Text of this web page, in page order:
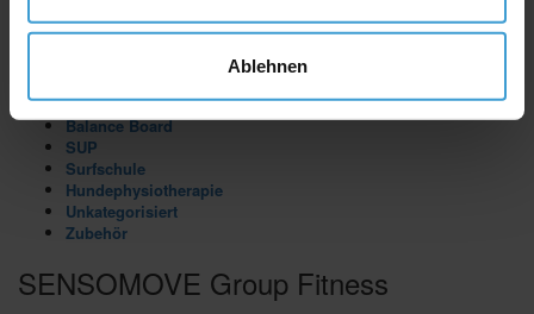
Ablehnen
Pro
Lite
Sensochair
Balance Board
SUP
Surfschule
Hundephysiotherapie
Unkategorisiert
Zubehör
SENSOMOVE Group Fitness